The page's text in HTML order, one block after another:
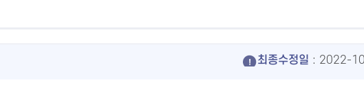
최종수정일 : 2022-